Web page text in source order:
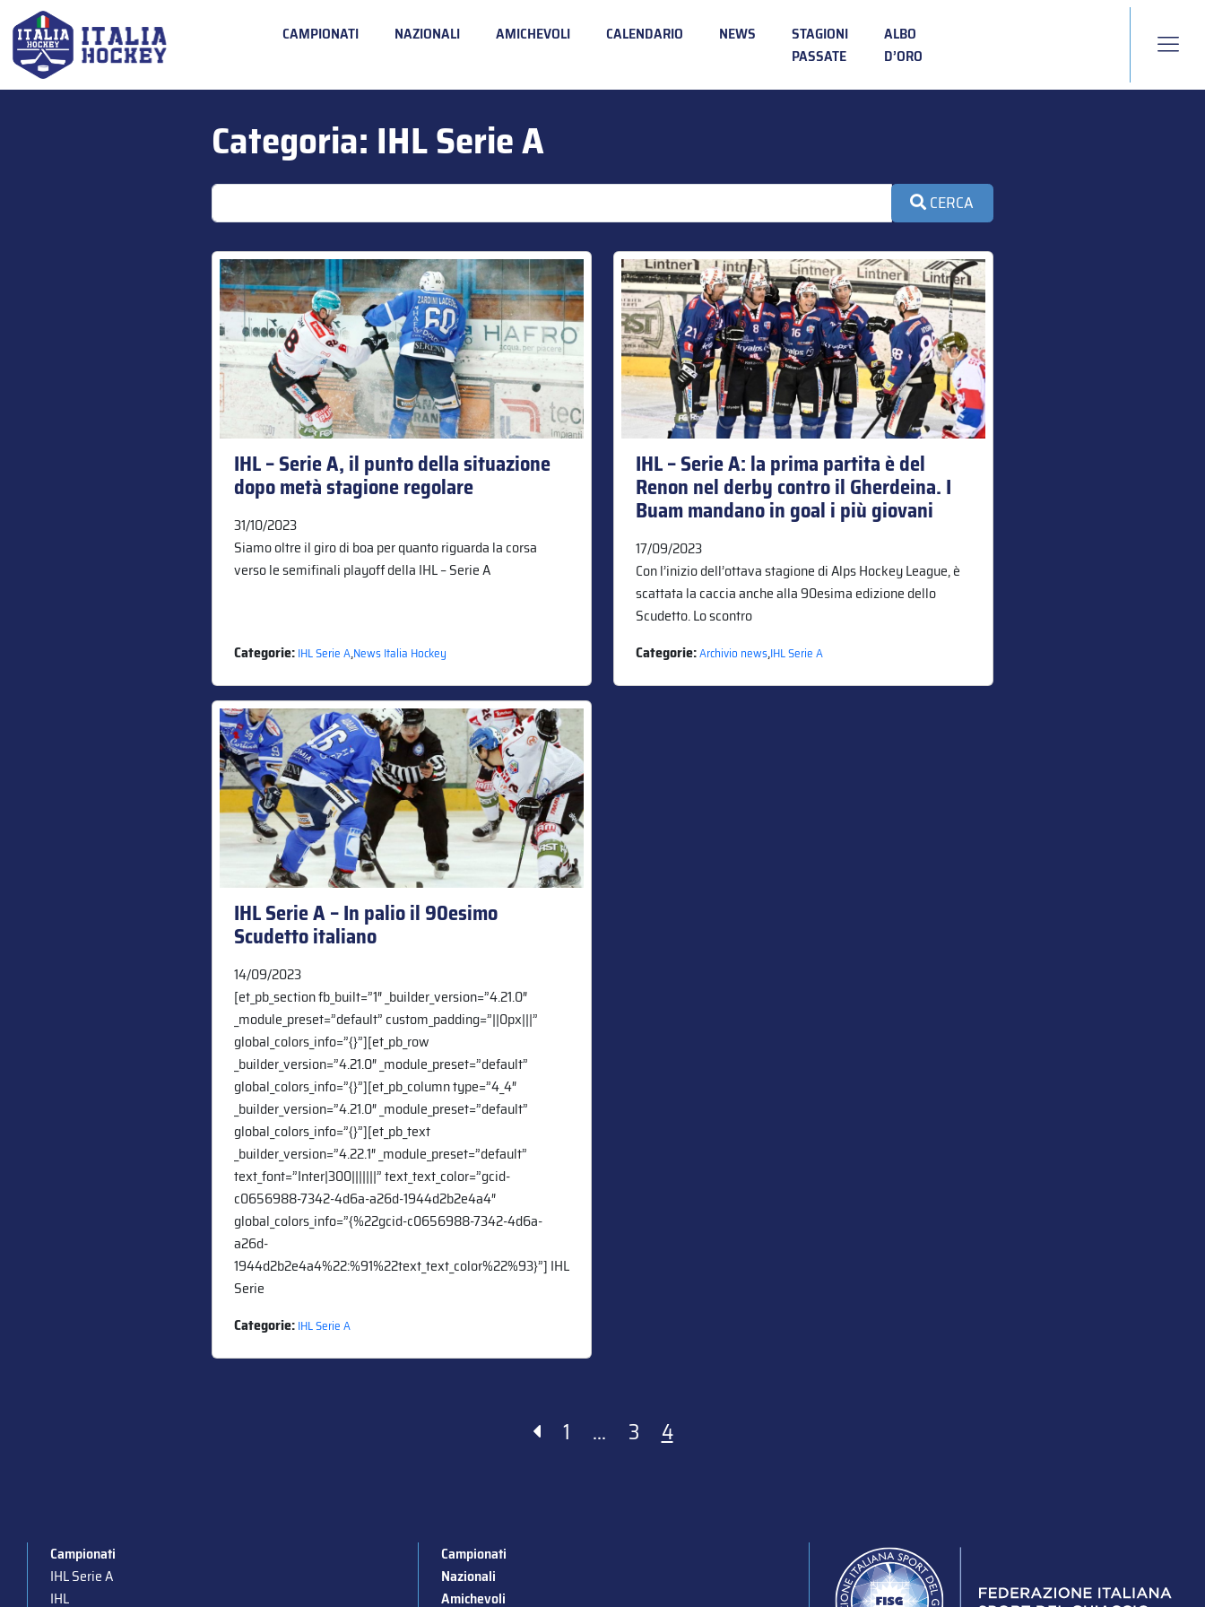
CAMPIONATI NAZIONALI AMICHEVOLI CALENDARIO NEWS
STAGIONI
PASSATE
ALBO
D’ORO
Categoria: IHL Serie A
CERCA
IHL – Serie A, il punto della situazione
dopo metà stagione regolare
31/10/2023
Siamo oltre il giro di boa per quanto riguarda la corsa
verso le semifinali playoff della IHL – Serie A
Categorie:IHL Serie A,News Italia Hockey
IHL – Serie A: la prima partita è del
Renon nel derby contro il Gherdeina. I
Buam mandano in goal i più giovani
17/09/2023
Con l’inizio dell’ottava stagione di Alps Hockey League, è
scattata la caccia anche alla 90esima edizione dello
Scudetto. Lo scontro
Categorie:Archivio news,IHL Serie A
IHL Serie A – In palio il 90esimo
Scudetto italiano
14/09/2023
[et_pb_section fb_built=”1″ _builder_version=”4.21.0″
_module_preset=”default” custom_padding=”||0px|||”
global_colors_info=”{}”][et_pb_row
_builder_version=”4.21.0″ _module_preset=”default”
global_colors_info=”{}”][et_pb_column type=”4_4″
_builder_version=”4.21.0″ _module_preset=”default”
global_colors_info=”{}”][et_pb_text
_builder_version=”4.22.1″ _module_preset=”default”
text_font=”Inter|300|||||||” text_text_color=”gcid-
c0656988-7342-4d6a-a26d-1944d2b2e4a4″
global_colors_info=”{%22gcid-c0656988-7342-4d6a-
a26d-
1944d2b2e4a4%22:%91%22text_text_color%22%93}”] IHL
Serie
Categorie:IHL Serie A
1 … 3 4
Campionati
IHL Serie A
IHL
Campionati
Nazionali
Amichevoli